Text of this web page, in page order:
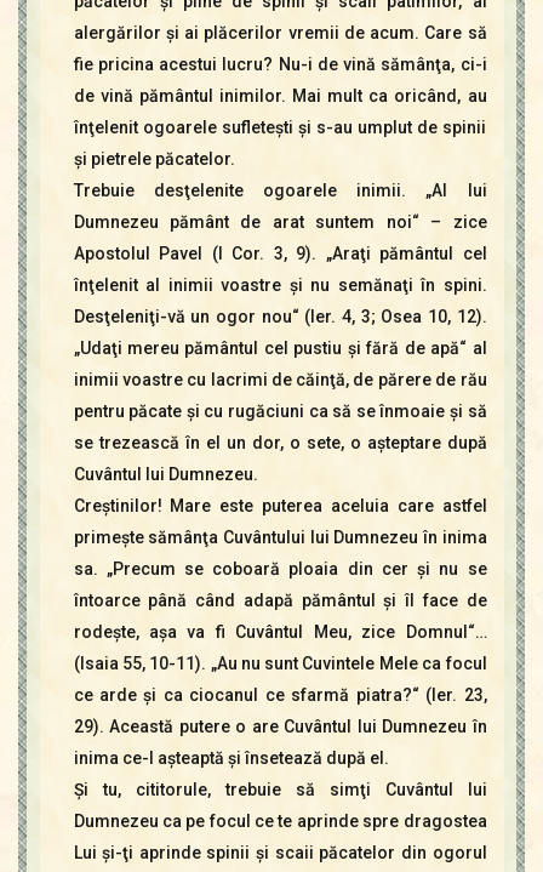
alergărilor şi ai plăcerilor vremii de acum. Care să
fie pricina acestui lucru? Nu-i de vină sămânţa, ci-i
de vină pământul inimilor. Mai mult ca oricând, au
înţelenit ogoarele sufleteşti şi s-au umplut de spinii
şi pietrele păcatelor.
Trebuie desţelenite ogoarele inimii. „Al lui
Dumnezeu pământ de arat suntem noi“ – zice
Apostolul Pavel (I Cor. 3, 9). „Araţi pământul cel
înţelenit al inimii voastre şi nu semănaţi în spini.
Desţeleniţi-vă un ogor nou“ (Ier. 4, 3; Osea 10, 12).
„Udaţi mereu pământul cel pustiu şi fără de apă“ al
inimii voastre cu lacrimi de căinţă, de părere de rău
pentru păcate şi cu rugăciuni ca să se înmoaie şi să
se trezească în el un dor, o sete, o aşteptare după
Cuvântul lui Dumnezeu.
Creştinilor! Mare este puterea aceluia care astfel
primeşte sămânţa Cuvântului lui Dumnezeu în inima
sa. „Precum se coboară ploaia din cer şi nu se
întoarce până când adapă pământul şi îl face de
rodeşte, aşa va fi Cuvântul Meu, zice Domnul“…
(Isaia 55, 10-11). „Au nu sunt Cuvintele Mele ca focul
ce arde şi ca ciocanul ce sfarmă piatra?“ (Ier. 23,
29). Această putere o are Cuvântul lui Dumnezeu în
inima ce-l aşteaptă şi însetează după el.
Şi tu, cititorule, trebuie să simţi Cuvântul lui
Dumnezeu ca pe focul ce te aprinde spre dragostea
Lui şi-ţi aprinde spinii şi scaii păcatelor din ogorul